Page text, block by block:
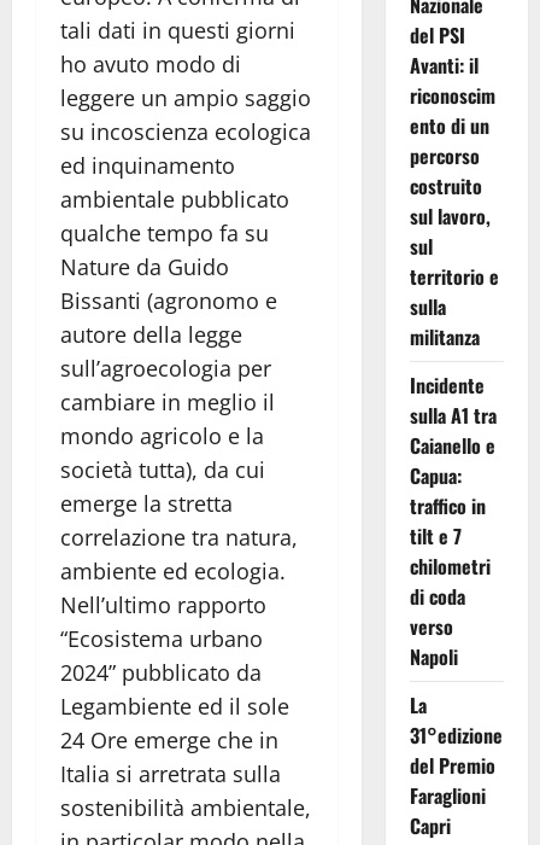
tali dati in questi giorni
ho avuto modo di
leggere un ampio saggio
su incoscienza ecologica
ed inquinamento
ambientale pubblicato
qualche tempo fa su
Nature da Guido
Bissanti (agronomo e
autore della legge
sull’agroecologia per
cambiare in meglio il
mondo agricolo e la
società tutta), da cui
emerge la stretta
correlazione tra natura,
ambiente ed ecologia.
Nell’ultimo rapporto
“Ecosistema urbano
2024” pubblicato da
Legambiente ed il sole
24 Ore emerge che in
Italia si arretrata sulla
sostenibilità ambientale,
del PSI
Avanti: il
riconoscim
ento di un
percorso
costruito
sul lavoro,
sul
territorio e
sulla
militanza
Incidente
sulla A1 tra
Caianello e
Capua:
traffico in
tilt e 7
chilometri
di coda
verso
Napoli
La
31°edizione
del Premio
Faraglioni
Capri